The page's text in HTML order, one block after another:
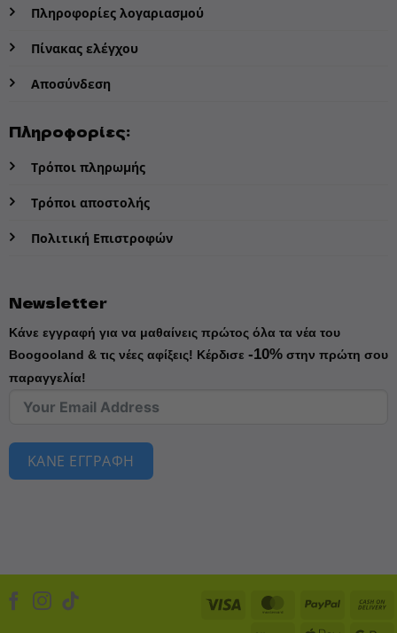
Πληροφορίες λογαριασμού
Πίνακας ελέγχου
Αποσύνδεση
Πληροφορίες:
Τρόποι πληρωμής
Τρόποι αποστολής
Πολιτική Επιστροφών
Newsletter
Κάνε εγγραφή για να μαθαίνεις πρώτος όλα τα νέα του
Boogooland & τις νέες αφίξεις! Κέρδισε -10%στην πρώτη σου
παραγγελία!
ΚΑΝΕ ΕΓΓΡΑΦΗ
Visa MasterCard
PayPal